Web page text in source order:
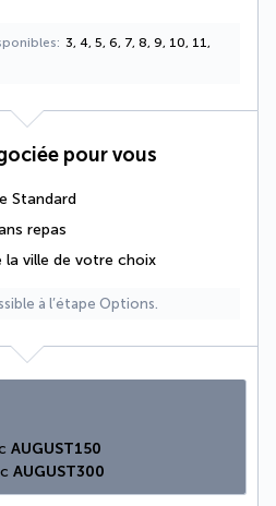
3, 4, 5, 6, 7, 8, 9, 10, 11,
pour vous
Standard
repas
la ville de votre choix
à l’étape Options.
AUGUST150
AUGUST300